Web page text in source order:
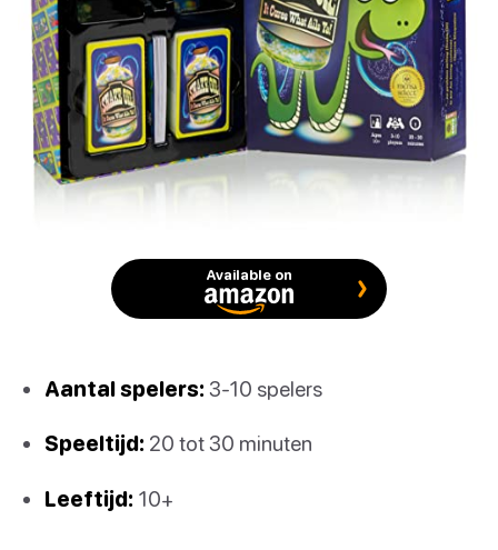
Available on
Aantal spelers: 3-10 spelers
Speeltijd: 20 tot 30 minuten
Leeftijd: 10+